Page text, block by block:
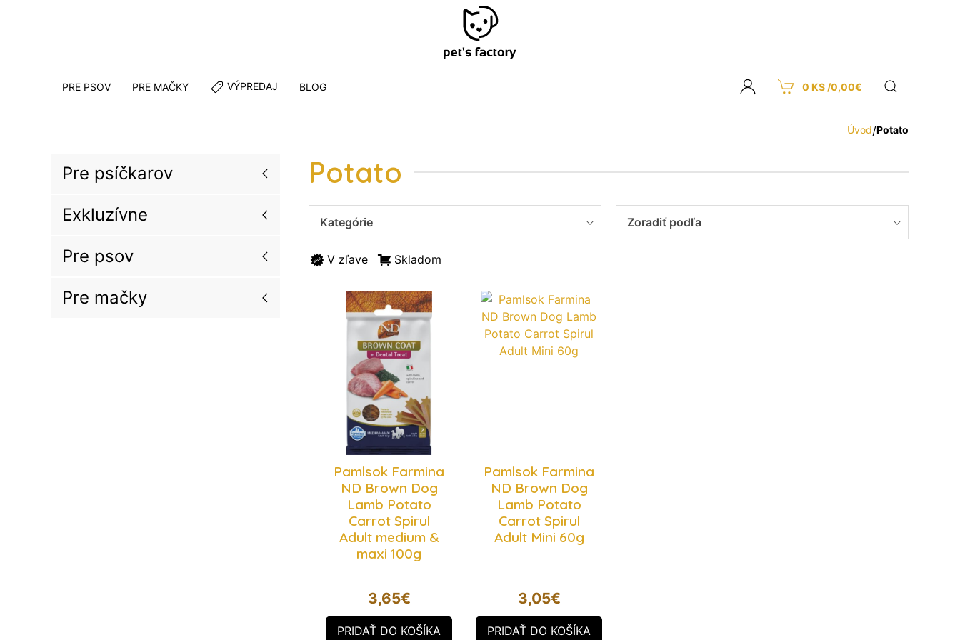
PRE PSOV PRE MAČKY VÝPREDAJ BLOG 0 KS /0,00€
Úvod/Potato
Potato
Kategórie Zoradiť podľa
V zľave Skladom
Pamlsok Farmina
ND Brown Dog
Lamb Potato
Carrot Spirul
Adult medium &
maxi 100g
3,65€
PRIDAŤ DO KOŠÍKA
Pamlsok Farmina
ND Brown Dog
Lamb Potato
Carrot Spirul
Adult Mini 60g
3,05€
PRIDAŤ DO KOŠÍKA
Pre psíčkarov
Exkluzívne
Pre psov
Pre mačky